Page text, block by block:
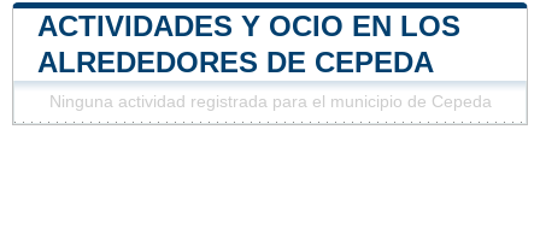
ACTIVIDADES Y OCIO EN LOS
ALREDEDORES DE CEPEDA
Ninguna actividad registrada para el municipio de Cepeda